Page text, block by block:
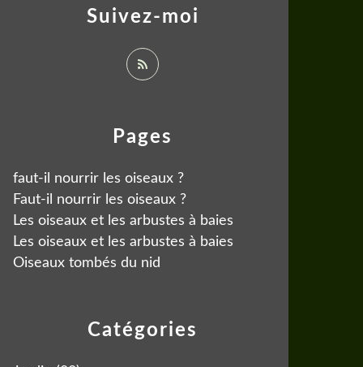
Catégories
Pages
faut-il nourrir les oiseaux ?
Faut-il nourrir les oiseaux ?
Les oiseaux et les arbustes à baies
Les oiseaux et les arbustes à baies
Oiseaux tombés du nid
Suivez-moi